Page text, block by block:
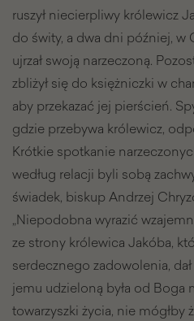
ruszył niecierpliwy królewicz
do świty, a dwa dni później, w
ujrzał swoją narzeczoną.
zbliżył się do księżniczki w
aby przekazać jej pierścień.
gdzie przebywa królewicz,
Krótkie spotkanie
według relacji byli sobą
świadek, biskup Andrzej
„Niepodobna wyrazić
ze strony królewica Jakóba,
serdecznego zadowolenia,
jemu udzieloną była od
towarzyszki życia, nie mógłby